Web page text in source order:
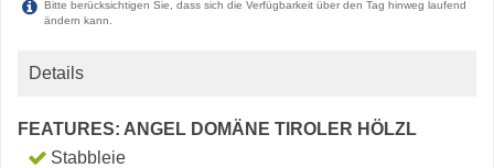
Bitte berücksichtigen Sie, dass sich die Verfügbarkeit über den Tag hinweg laufend
ändern kann.
Details
FEATURES: ANGEL DOMÄNE TIROLER HÖLZL
Stabbleie